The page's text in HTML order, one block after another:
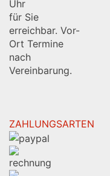
Uhr
für Sie
erreichbar. Vor-
Ort Termine
nach
Vereinbarung.
ZAHLUNGSARTEN